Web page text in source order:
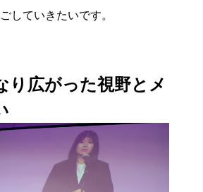
していきたいです。
り広がった視野とメ